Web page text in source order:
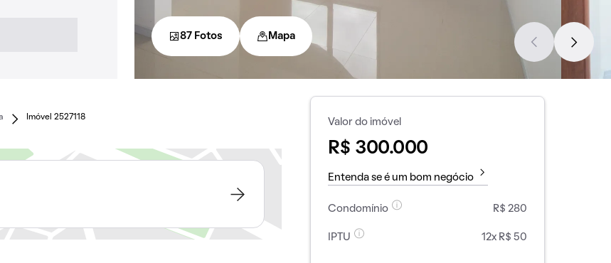
87 Fotos Mapa
Imóvel 2527118 Valor do imóvel
R$ 300.000
Entenda se é um bom negócio
Condomínio R$ 280
IPTU 12x R$ 50